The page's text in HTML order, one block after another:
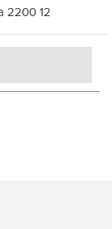
2200 12